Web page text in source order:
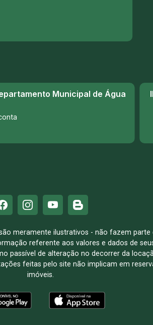
Municipal de Água
meramente ilustrativos - não fazem
referente aos valores e dados de
passível de alteração no decorrer da
feitas pelo site não implicam em
imóveis.